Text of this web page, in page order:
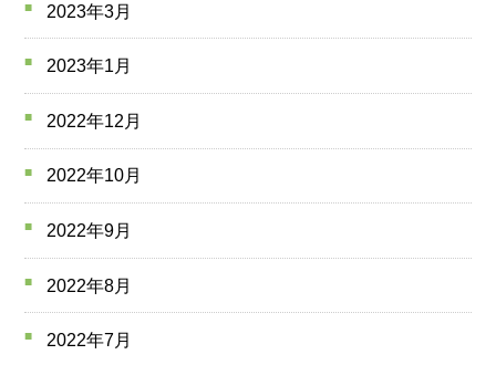
2023年3月
2023年1月
2022年12月
2022年10月
2022年9月
2022年8月
2022年7月